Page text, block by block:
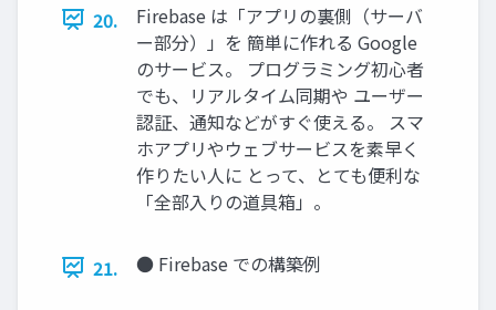
20.
Firebase は「アプリの裏側（サーバ
ー部分）」を 簡単に作れる Google
のサービス。 プログラミング初心者
でも、リアルタイム同期や ユーザー
認証、通知などがすぐ使える。 スマ
ホアプリやウェブサービスを素早く
作りたい人に とって、とても便利な
「全部入りの道具箱」。
21. ● Firebase での構築例